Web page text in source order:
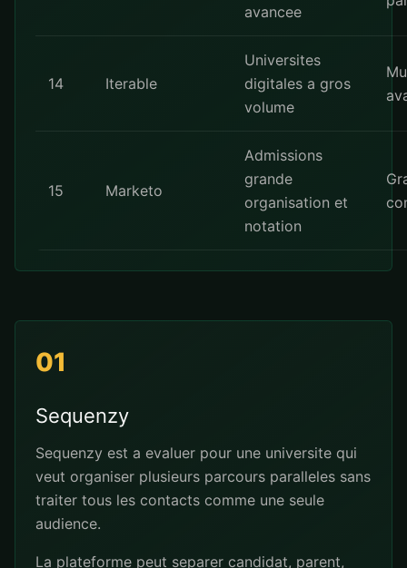
avancee
14 Iterable
Universites
digitales a gros
volume
15 Marketo
Admissions
grande
organisation et
notation
01
Sequenzy
Sequenzy est a evaluer pour une universite qui
veut organiser plusieurs parcours paralleles sans
traiter tous les contacts comme une seule
audience.
La plateforme peut separer candidat, parent,